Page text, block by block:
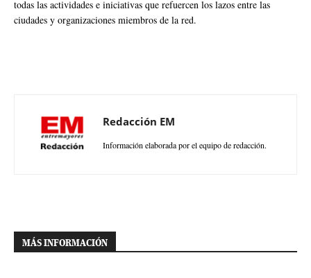
todas las actividades e iniciativas que refuercen los lazos entre las
ciudades y organizaciones miembros de la red.
Redacción EM
Información elaborada por el equipo de redacción.
MÁS INFORMACIÓN